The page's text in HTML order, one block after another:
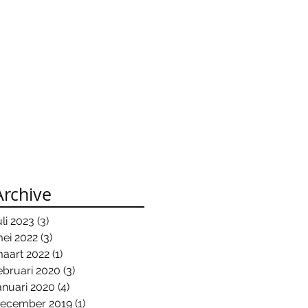
2023 (3)
2022 (3)
2022 (1)
2020 (3)
2020 (4)
2019 (1)